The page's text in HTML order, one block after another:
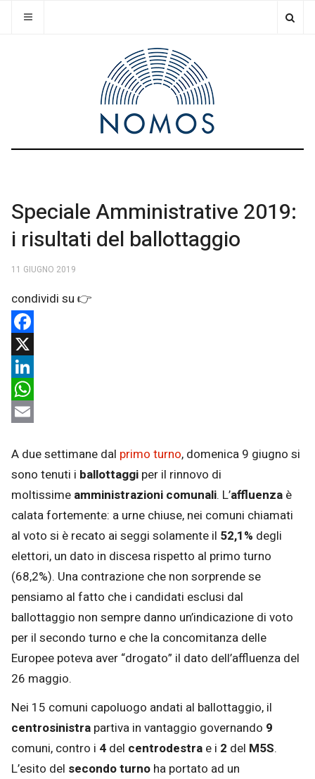
Speciale Amministrative 2019:
i risultati del ballottaggio
11 GIUGNO 2019
Facebook
X
LinkedIn
WhatsApp
A due settimane dal primo turno, domenica 9 giugno si
sono tenuti i ballottaggi per il rinnovo di
moltissime amministrazioni comunali. L’affluenza è
calata fortemente: a urne chiuse, nei comuni chiamati
al voto si è recato ai seggi solamente il 52,1% degli
elettori, un dato in discesa rispetto al primo turno
(68,2%). Una contrazione che non sorprende se
pensiamo al fatto che i candidati esclusi dal
ballottaggio non sempre danno un’indicazione di voto
per il secondo turno e che la concomitanza delle
Europee poteva aver “drogato” il dato dell’affluenza del
26 maggio.
Nei 15 comuni capoluogo andati al ballottaggio, il
centrosinistra partiva in vantaggio governando 9
comuni, contro i 4 del centrodestra e i 2 del M5S.
L’esito del secondo turno ha portato ad un